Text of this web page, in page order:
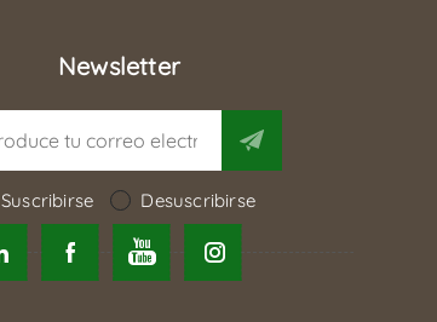
Newsletter
Suscribirse Desuscribirse